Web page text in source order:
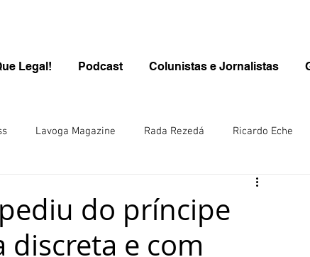
Legal! Podcast Colunistas e Jornalistas
Lavoga Magazine Rada Rezedá Ricardo Eche
Carolina Brasil
Rô Wolfl/Alemanha Juliana Steuernagel
do príncipe
e com